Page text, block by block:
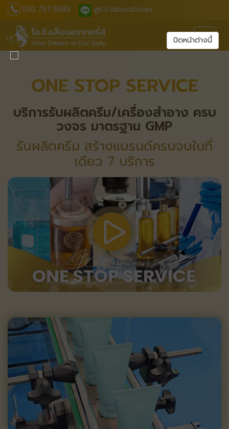
092 757 5589 @i.c.laboratories
ONE STOP SERVICE
บริการรับผลิตครีม/เครื่องสำอาง ครบ
วงจร มาตรฐาน GMP
รับผลิตครีม สร้างแบรนด์ครบจบในที่
เดียว 7 บริการ
ปิดหน้าต่างนี้